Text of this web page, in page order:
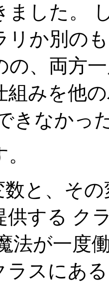
ました。
リか別の
の、両方
組みを他
きなかっ
数と、そ
供する ク
法が一度
ラスにあ